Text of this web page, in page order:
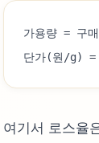
가용량 = 구
단가(원/g) =
여기서 로스율